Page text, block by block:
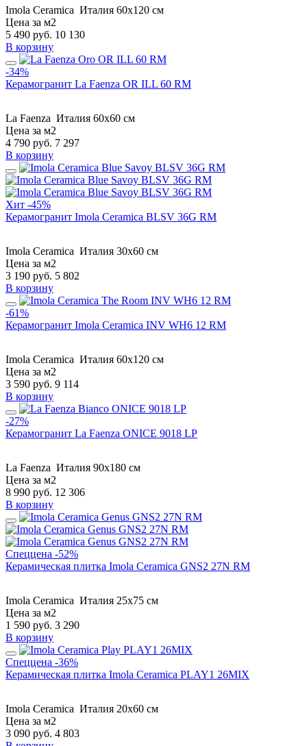
Imola Ceramica Италия 60x120 см
Цена за м2
5 490 руб. 10 130
В корзину
-34%
Керамогранит La Faenza OR ILL 60 RM
La Faenza Италия 60x60 см
Цена за м2
4 790 руб. 7 297
В корзину
Хит -45%
Керамогранит Imola Ceramica BLSV 36G RM
Imola Ceramica Италия 30x60 см
Цена за м2
3 190 руб. 5 802
В корзину
-61%
Керамогранит Imola Ceramica INV WH6 12 RM
Imola Ceramica Италия 60x120 см
Цена за м2
3 590 руб. 9 114
В корзину
-27%
Керамогранит La Faenza ONICE 9018 LP
La Faenza Италия 90x180 см
Цена за м2
8 990 руб. 12 306
В корзину
Спеццена -52%
Керамическая плитка Imola Ceramica GNS2 27N RM
Imola Ceramica Италия 25x75 см
Цена за м2
1 590 руб. 3 290
В корзину
Спеццена -36%
Керамическая плитка Imola Ceramica PLAY1 26MIX
Imola Ceramica Италия 20x60 см
Цена за м2
3 090 руб. 4 803